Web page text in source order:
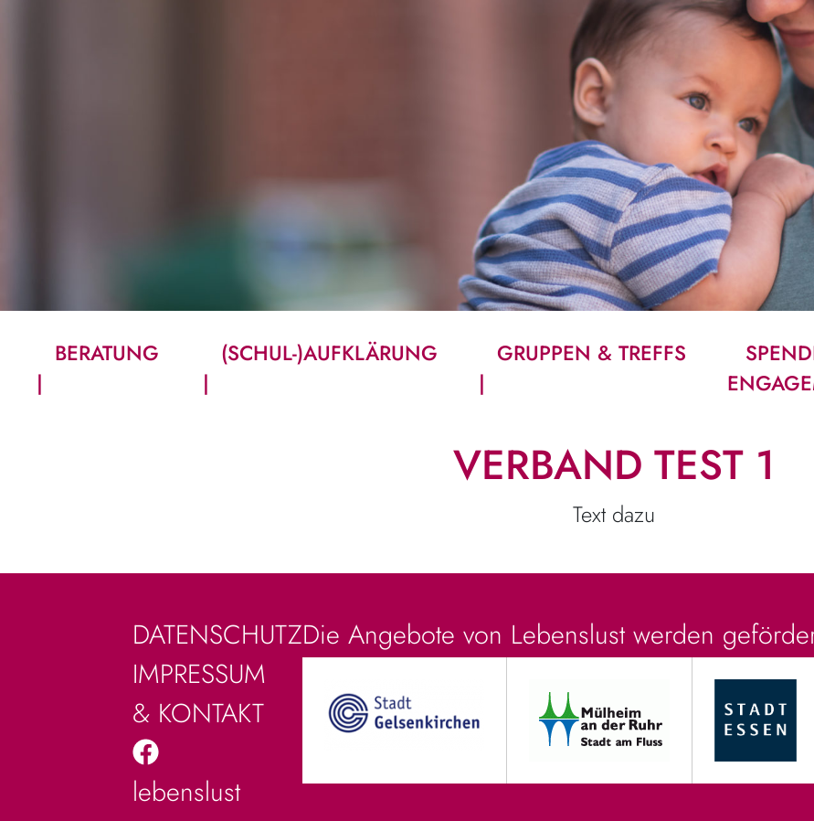
BERATUNG (SCHUL-)AUFKLÄRUNG GRUPPEN & TREFFS
VERBAND TEST 1
Text dazu
DATENSCHUTZ
IMPRESSUM
& KONTAKT
lebenslust
Die Angebote von Lebenslust werden